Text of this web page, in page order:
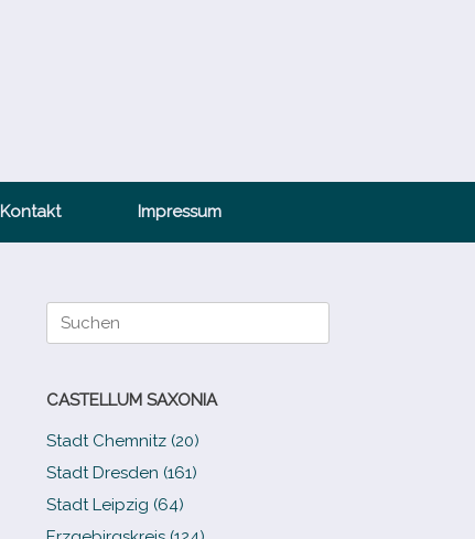
Kontakt Impressum
Suche
nach:
CASTELLUM SAXONIA
Stadt Chemnitz (20)
Stadt Dresden (161)
Stadt Leipzig (64)